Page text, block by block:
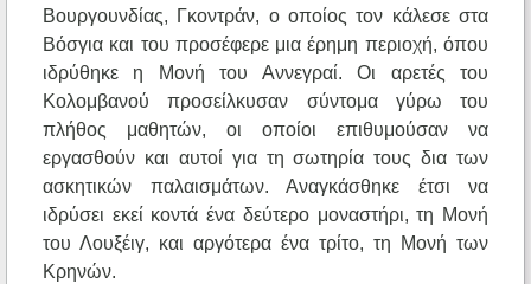
Βουργουνδίας, Γκοντράν, ο οποίος τον κάλεσε στα
Βόσγια και του προσέφερε μια έρημη περιοχή, όπου
ιδρύθηκε η Μονή του Αννεγραί. Οι αρετές του
Κολομβανού προσείλκυσαν σύντομα γύρω του
πλήθος μαθητών, οι οποίοι επιθυμούσαν να
εργασθούν και αυτοί για τη σωτηρία τους δια των
ασκητικών παλαισμάτων. Αναγκάσθηκε έτσι να
ιδρύσει εκεί κοντά ένα δεύτερο μοναστήρι, τη Μονή
του Λουξέιγ, και αργότερα ένα τρίτο, τη Μονή των
Κρηνών.